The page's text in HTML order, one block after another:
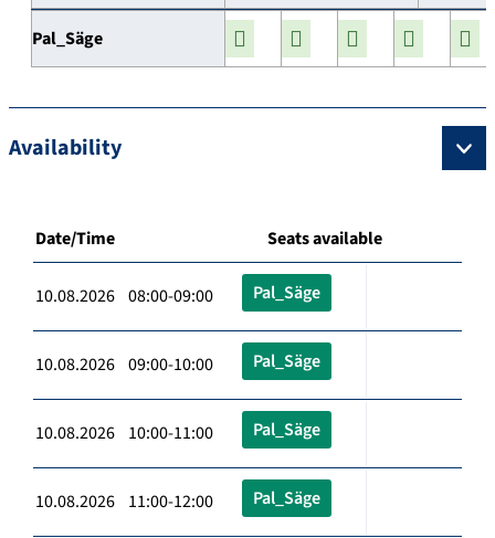
Pal_Säge
Availability
Date/Time Seats available
10.08.2026 08:00-09:00 Pal_Säge
10.08.2026 09:00-10:00 Pal_Säge
10.08.2026 10:00-11:00 Pal_Säge
10.08.2026 11:00-12:00 Pal_Säge